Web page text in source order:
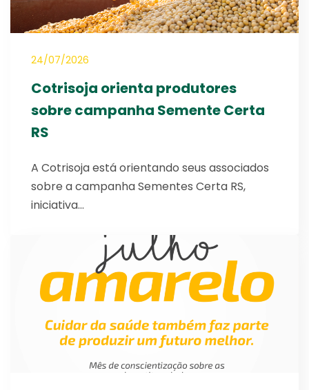
24/07/2026
Cotrisoja orienta produtores
sobre campanha Semente Certa
RS
A Cotrisoja está orientando seus associados
sobre a campanha Sementes Certa RS,
iniciativa…